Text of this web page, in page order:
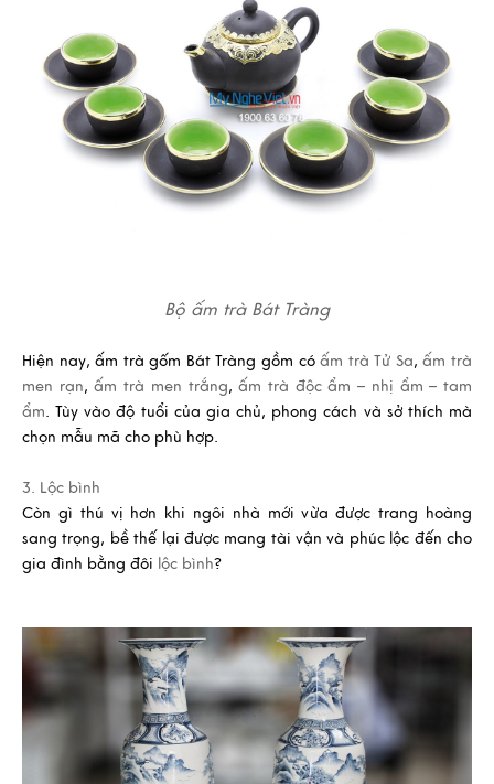
Bộ ấm trà Bát Tràng
Hiện nay, ấm trà gốm Bát Tràng gồm cóấm trà Tử Sa,ấm trà
men rạn,ấm trà men trắng,ấm trà độc ẩm – nhị ẩm – tam
ẩm. Tùy vào độ tuổi của gia chủ, phong cách và sở thích mà
chọn mẫu mã cho phù hợp.
3. Lộc bình
Còn gì thú vị hơn khi ngôi nhà mới vừa được trang hoàng
sang trọng, bề thế lại được mang tài vận và phúc lộc đến cho
gia đình bằng đôi lộc bình?